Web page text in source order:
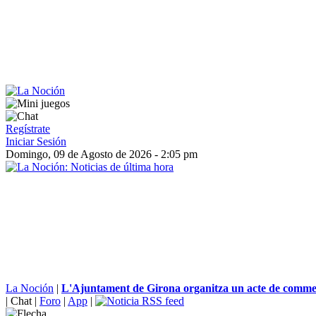
Regístrate
Iniciar Sesión
Domingo, 09 de Agosto de 2026 - 2:05 pm
La Noción | L'Ajuntament de Girona organitza un acte de
| Chat | Foro | App |